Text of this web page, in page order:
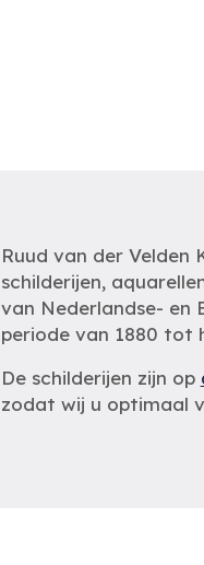
Ruud van der Velden
schilderijen,
van Nederlandse- en
periode van 1880 tot
De schilderijen zijn op
zodat wij u optimaal